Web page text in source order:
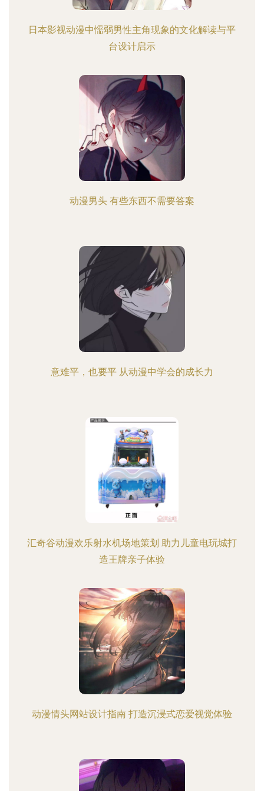
日本影视动漫中懦弱男性主角现象的文化解读与平
台设计启示
动漫男头 有些东西不需要答案
意难平，也要平 从动漫中学会的成长力
汇奇谷动漫欢乐射水机场地策划 助力儿童电玩城打
造王牌亲子体验
动漫情头网站设计指南 打造沉浸式恋爱视觉体验